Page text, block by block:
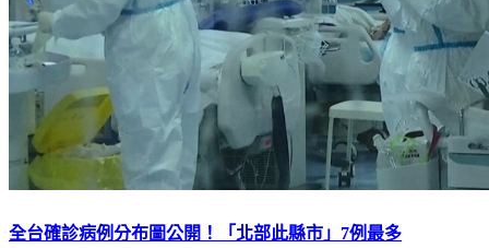
全台確診病例分布圖公開！「北部此縣市」7例最多